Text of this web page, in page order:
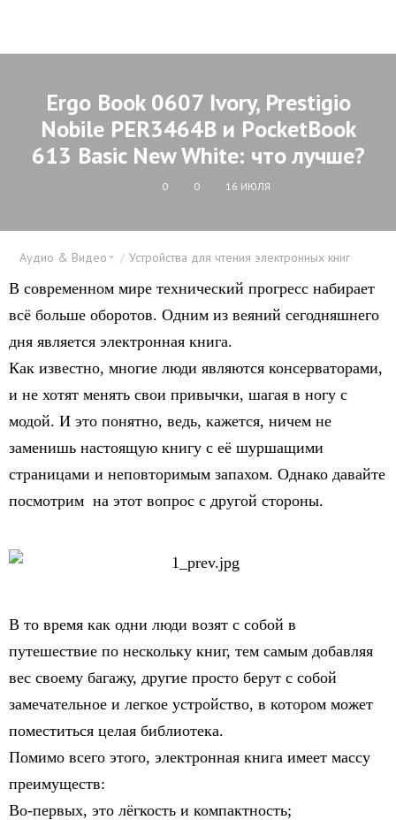
Ergo Book 0607 Ivory, Prestigio
Nobile PER3464B и PоcketBook
613 Basic New White: что лучше?
0 0 16 ИЮЛЯ
Аудио & Видео Устройства для чтения электронных книг
В современном мире технический прогресс набирает
всё больше оборотов. Одним из веяний сегодняшнего
дня является электронная книга.
Как известно, многие люди являются консерваторами,
и не хотят менять свои привычки, шагая в ногу с
модой. И это понятно, ведь, кажется, ничем не
заменишь настоящую книгу с её шуршащими
страницами и неповторимым запахом. Однако давайте
посмотрим на этот вопрос с другой стороны.
В то время как одни люди возят с собой в
путешествие по нескольку книг, тем самым добавляя
вес своему багажу, другие просто берут с собой
замечательное и легкое устройство, в котором может
поместиться целая библиотека.
Помимо всего этого, электронная книга имеет массу
преимуществ:
Во-первых, это лёгкость и компактность;